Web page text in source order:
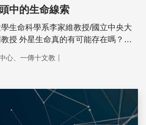
中的生命線索
生命科學系李家維教授/國立中央大
授 外星生命真的有可能存在嗎？生
是必然？在尋找宇宙生命上，天文學
心、一傳十文教 ｜
儲存